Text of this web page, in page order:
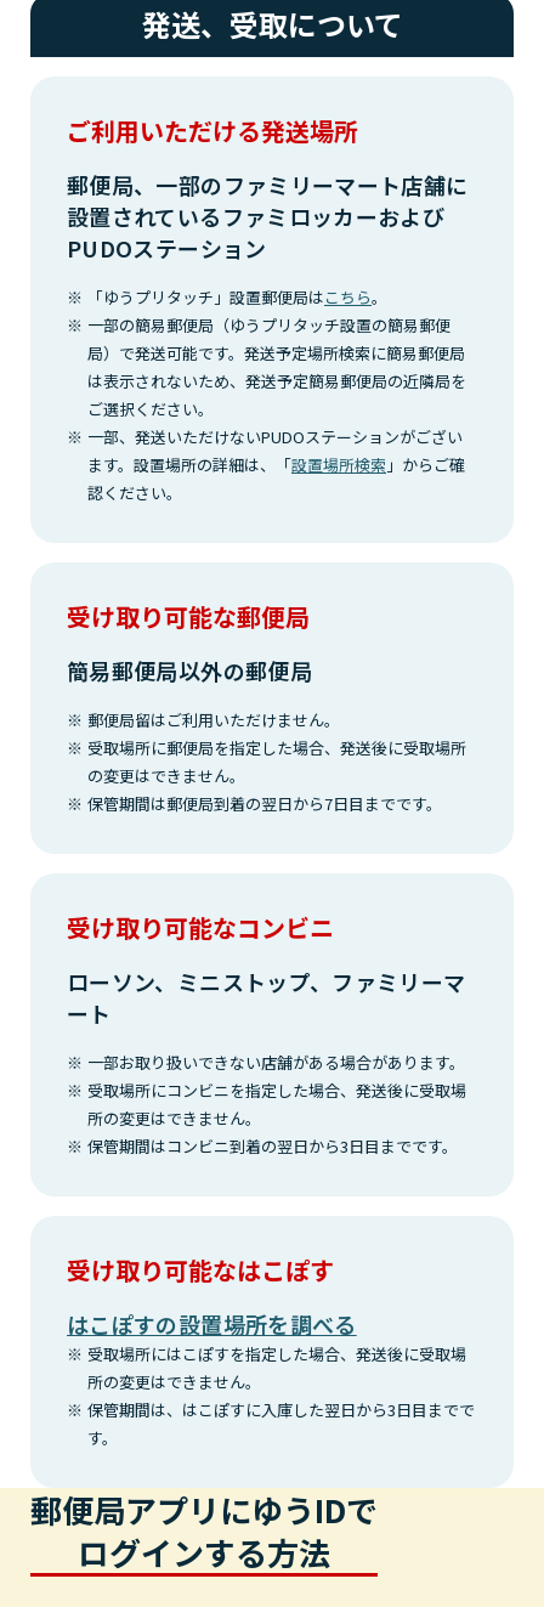
発送、受取について
ご利用いただける発送場所
郵便局、一部のファミリーマート店舗に
設置されているファミロッカーおよび
PUDOステーション
「ゆうプリタッチ」設置郵便局はこちら。
一部の簡易郵便局（ゆうプリタッチ設置の簡易郵便
局）で発送可能です。発送予定場所検索に簡易郵便局
は表示されないため、発送予定簡易郵便局の近隣局を
ご選択ください。
一部、発送いただけないPUDOステーションがござい
ます。設置場所の詳細は、「設置場所検索 」からご確
認ください。
受け取り可能な郵便局
簡易郵便局以外の郵便局
郵便局留はご利用いただけません。
受取場所に郵便局を指定した場合、発送後に受取場所
の変更はできません。
保管期間は郵便局到着の翌日から7日目までです。
受け取り可能なコンビニ
ローソン、ミニストップ、ファミリーマ
ート
一部お取り扱いできない店舗がある場合があります。
受取場所にコンビニを指定した場合、発送後に受取場
所の変更はできません。
保管期間はコンビニ到着の翌日から3日目までです。
受け取り可能なはこぽす
はこぽすの設置場所を調べる
受取場所にはこぽすを指定した場合、発送後に受取場
所の変更はできません。
保管期間は、はこぽすに入庫した翌日から3日目までで
す。
郵便局アプリにゆうIDで
ログインする方法
郵便局アプリ